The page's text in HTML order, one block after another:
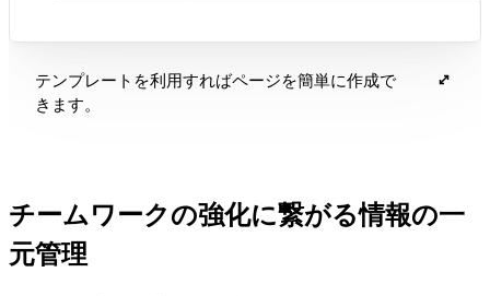
テンプレートを利用すればページを簡単に作成で
きます。
チームワークの強化に繋がる情報の一
元管理